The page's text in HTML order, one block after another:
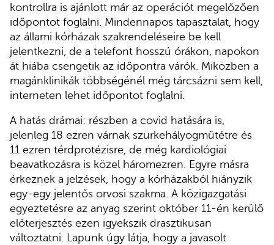
kontrollra is ajánlott már az operációt megelőzően
időpontot foglalni. Mindennapos tapasztalat, hogy
az állami kórházak szakrendeléseire be kell
jelentkezni, de a telefont hosszú órákon, napokon
át hiába csengetik az időpontra várók. Miközben a
magánklinikák többségénél még tárcsázni sem kell,
interneten lehet időpontot foglalni.
A hatás drámai: részben a covid hatására is,
jelenleg 18 ezren várnak szürkehályogműtétre és
11 ezren térdprotézisre, de még kardiológiai
beavatkozásra is közel háromezren. Egyre másra
érkeznek a jelzések, hogy a kórházakból hiányzik
egy-egy jelentős orvosi szakma. A közigazgatási
egyeztetésre az anyag szerint október 11-én kerülő
előterjesztés ezen igyekszik drasztikusan
változtatni. Lapunk úgy látja, hogy a javasolt